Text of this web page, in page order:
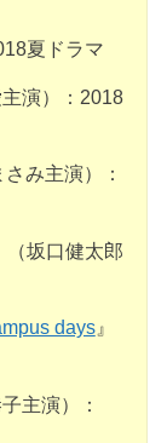
夏ドラマ
演）：2018
み主演）：
（坂口健太郎
days』
主演）：